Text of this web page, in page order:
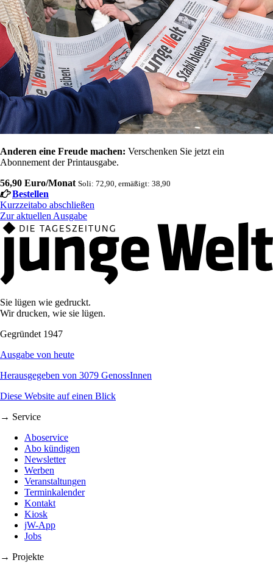
Anderen eine Freude machen: Verschenken Sie jetzt ein
Abonnement der Printausgabe.
56,90 Euro/Monat Soli: 72,90, ermäßigt: 38,90
Bestellen
Kurzzeitabo abschließen
Zur aktuellen Ausgabe
Sie lügen wie gedruckt.
Wir drucken, wie sie lügen.
Gegründet 1947
Ausgabe von heute
Herausgegeben von 3079 GenossInnen
Diese Website auf einen Blick
→ Service
Aboservice
Abo kündigen
Newsletter
Werben
Veranstaltungen
Terminkalender
Kontakt
Kiosk
jW-App
Jobs
→ Projekte